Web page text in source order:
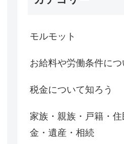
モルモット
お給料や労働条件につ
税金について知ろう
家族・親族・戸籍・
金・遺産・相続